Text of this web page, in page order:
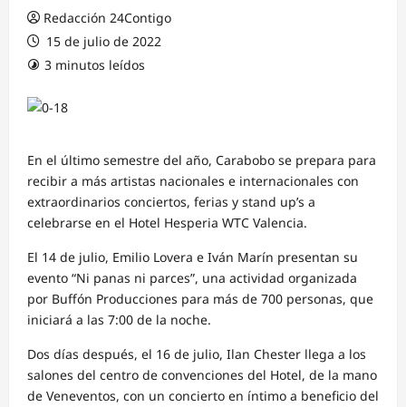
Redacción 24Contigo
15 de julio de 2022
3 minutos leídos
En el último semestre del año, Carabobo se prepara para
recibir a más artistas nacionales e internacionales con
extraordinarios conciertos, ferias y stand up’s a
celebrarse en el Hotel Hesperia WTC Valencia.
El 14 de julio, Emilio Lovera e Iván Marín presentan su
evento “Ni panas ni parces”, una actividad organizada
por Buffón Producciones para más de 700 personas, que
iniciará a las 7:00 de la noche.
Dos días después, el 16 de julio, Ilan Chester llega a los
salones del centro de convenciones del Hotel, de la mano
de Veneventos, con un concierto en íntimo a beneficio del